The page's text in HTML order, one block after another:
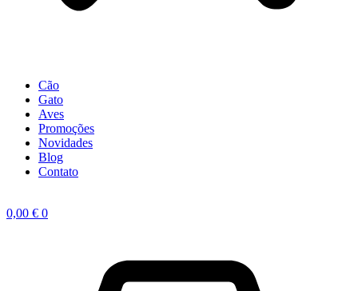
Cão
Gato
Aves
Promoções
Novidades
Blog
Contato
0,00 € 0